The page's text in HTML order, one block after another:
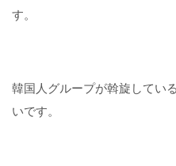
す。
韓国人グループが斡旋してい
いです。